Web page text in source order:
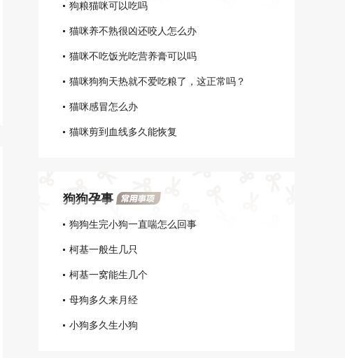
甚至发展成脑炎，其实，只
时的治疗，耳螨没有那么可
怕。
狗粮猫咪可以吃吗
猫咪养不熟很凶还咬人怎么办
猫咪不吃饭光吃营养膏可以吗
猫咪狗狗天热就不爱吃粮了，这正常吗？
猫咪感冒怎么办
猫咪剪到血线多久能恢复
狗狗孕事
狗狗生完小狗一直喘怎么回事
柯基一般生几只
柯基一窝能生几个
母狗多久来月经
小狗多久生小狗